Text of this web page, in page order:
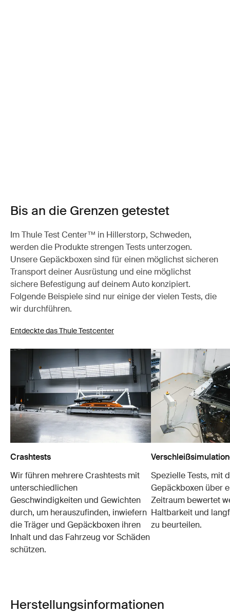
Bis an die Grenzen getestet
Im Thule Test Center™ in Hillerstorp, Schweden,
werden die Produkte strengen Tests unterzogen.
Unsere Gepäckboxen sind für einen möglichst sicheren
Transport deiner Ausrüstung und eine möglichst
sichere Befestigung auf deinem Auto konzipiert.
Folgende Beispiele sind nur einige der vielen Tests, die
wir durchführen.
Entdeckte das Thule Testcenter
Crashtests
Wir führen mehrere Crashtests mit
unterschiedlichen
Geschwindigkeiten und Gewichten
durch, um herauszufinden, inwiefern
die Träger und Gepäckboxen ihren
Inhalt und das Fahrzeug vor Schäden
schützen.
Spezielle Tests, mit
Gepäckboxen über
Zeitraum bewertet
Haltbarkeit und
zu beurteilen.
Herstellungsinformationen